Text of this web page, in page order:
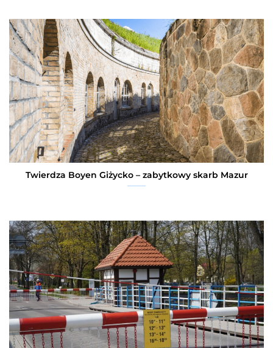
Twierdza Boyen Giżycko – zabytkowy skarb Mazur